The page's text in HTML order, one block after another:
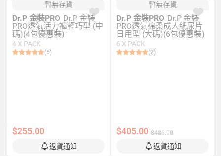
暫無存貨
Dr.P 金裝PRO Dr.P 金裝
PRO透氣活力褲輕巧型 (中
碼)(4包優惠裝)
4 X PACK
(5)
$255.00
返貨通知
暫無存貨
Dr.P 金裝PRO Dr.P 金裝
PRO透氣棉柔成人紙尿片
日用型 (大碼)(6包優惠裝)
6 X PACK
(2)
$405.00 $486.00
返貨通知